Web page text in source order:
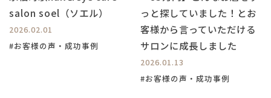
salon soel（ソエル）
2026.02.01
#お客様の声・成功事例
っと探していました！とお
客様から言っていただける
サロンに成長しました
2026.01.13
#お客様の声・成功事例